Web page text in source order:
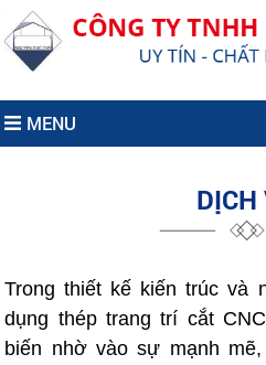
MENU
DỊCH
Trong thiết kế kiến trúc và
dụng thép trang trí cắt
biến nhờ vào sự mạnh